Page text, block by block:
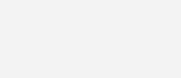
das Effizienzhaus 40, bei dem
Prozent erhalten.
Zuschläge für besonders
Dazu wurden neue Klassen für